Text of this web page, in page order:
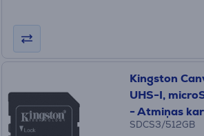
Kingston
UHS-I,
- Atmiņas
SDCS3/512GB